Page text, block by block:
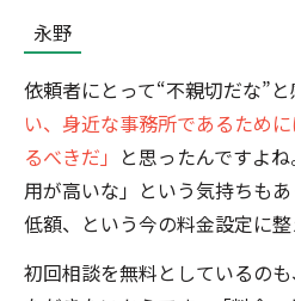
永野
依頼者にとって“不親切だな”と
い、身近な事務所であるため
るべきだ」 と思ったんですよ
用が高いな」という気持ちも
低額、という今の料金設定に整
初回相談を無料としているの